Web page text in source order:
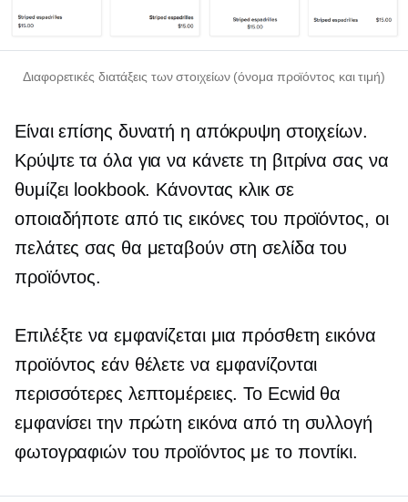
Διαφορετικές διατάξεις των στοιχείων (όνομα προϊόντος και τιμή)
Είναι επίσης δυνατή η απόκρυψη στοιχείων.
Κρύψτε τα όλα για να κάνετε τη βιτρίνα σας να
θυμίζει lookbook. Κάνοντας κλικ σε
οποιαδήποτε από τις εικόνες του προϊόντος, οι
πελάτες σας θα μεταβούν στη σελίδα του
προϊόντος.
Επιλέξτε να εμφανίζεται μια πρόσθετη εικόνα
προϊόντος εάν θέλετε να εμφανίζονται
περισσότερες λεπτομέρειες. Το Ecwid θα
εμφανίσει την πρώτη εικόνα από τη συλλογή
φωτογραφιών του προϊόντος με το ποντίκι.